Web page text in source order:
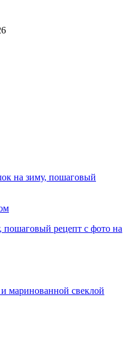
на зиму, пошаговый
рецепт с фото на
маринованной свеклой